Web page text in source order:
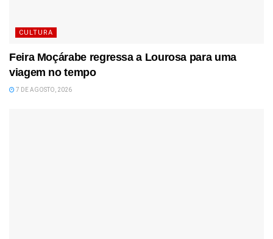
CULTURA
Feira Moçárabe regressa a Lourosa para uma
viagem no tempo
7 DE AGOSTO, 2026